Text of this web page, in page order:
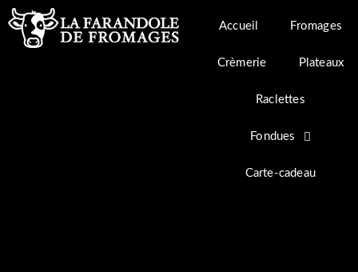
Aller
au
contenu
Accueil Fromages
Crèmerie Plateaux
Raclettes
Fondues
Carte-cadeau